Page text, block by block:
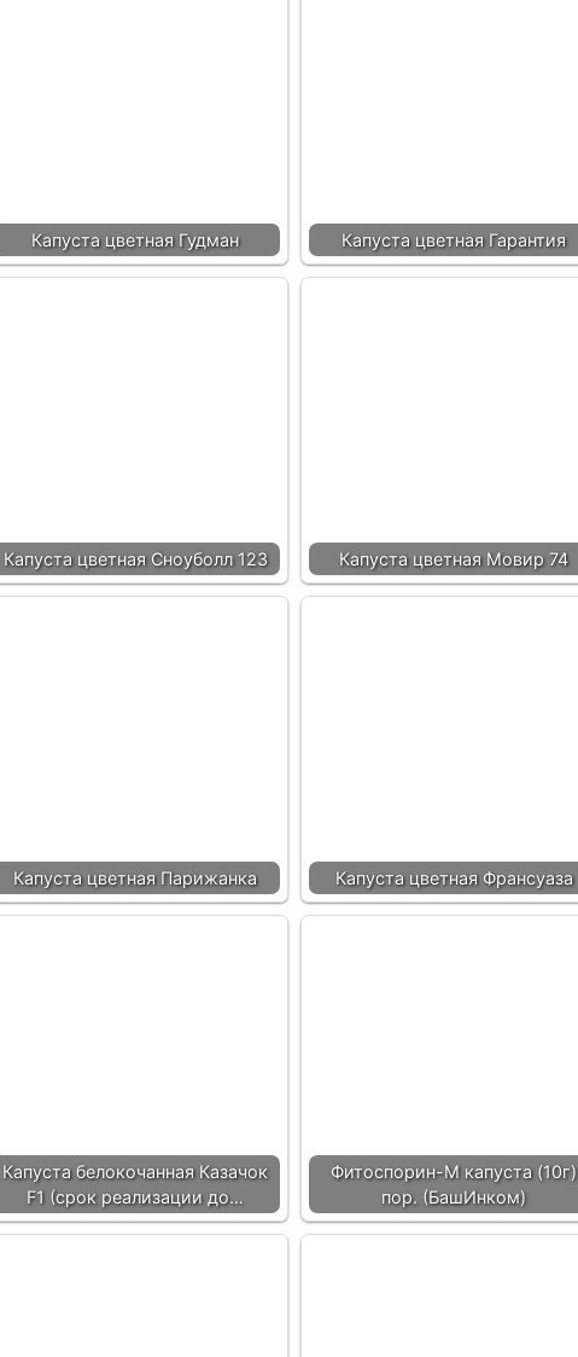
Капуста цветная Гудман Капуста цветная Гарантия
Капуста цветная Сноуболл 123 Капуста цветная Мовир 74
Капуста цветная Парижанка Капуста цветная Франсуаза
Капуста белокочанная Казачок
F1 (срок реализации до…
Фитоспорин-М капуста (10г)
пор. (БашИнком)